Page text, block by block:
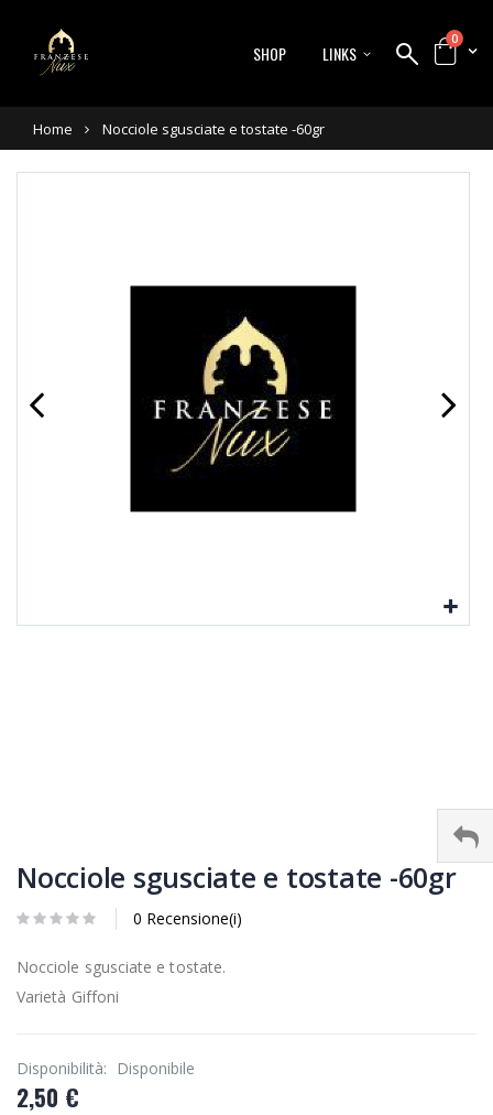
SHOP LINKS
0
Home Nocciole sgusciate e tostate -60gr
Nocciole sgusciate e tostate -60gr
0 Recensione(i)
Nocciole sgusciate e tostate.
Varietà Giffoni
Disponibilità: Disponibile
2,50 €